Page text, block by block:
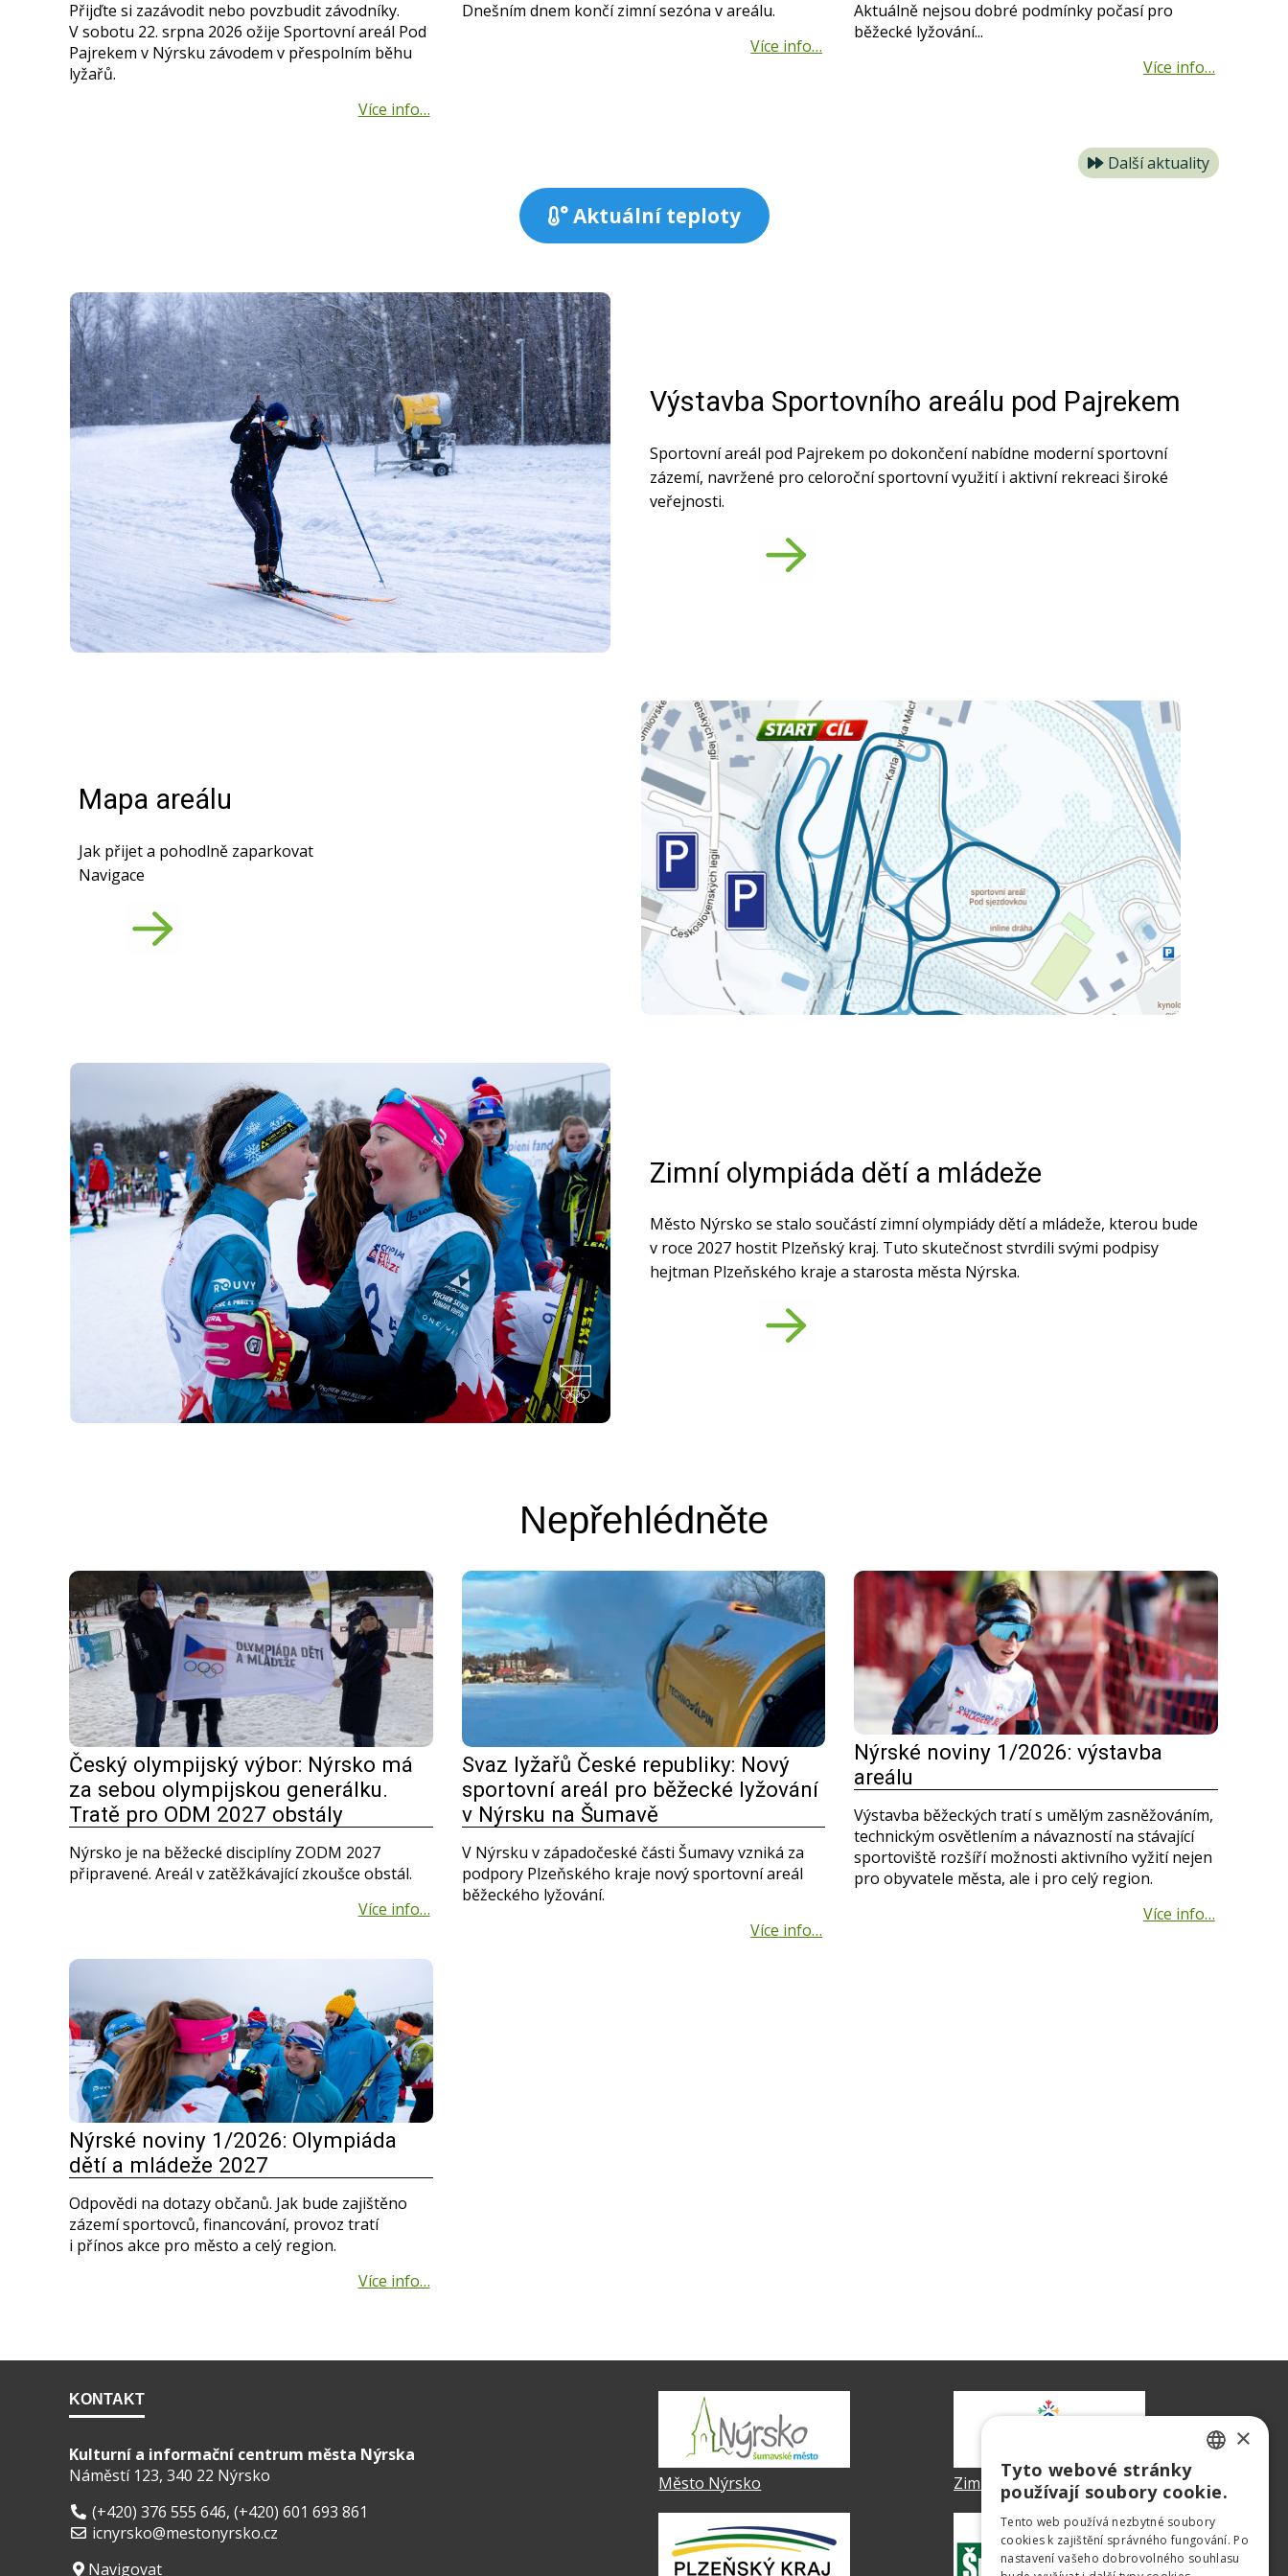
Přijďte si zazávodit nebo povzbudit závodníky.
V sobotu 22. srpna 2026 ožije Sportovní areál Pod
Pajrekem v Nýrsku závodem v přespolním běhu
lyžařů.
Dnešním dnem končí zimní sezóna v areálu.
Aktuálně nejsou dobré podmínky počasí pro
běžecké lyžování...
Další aktuality
Aktuální teploty
Výstavba Sportovního areálu pod Pajrekem
Sportovní areál pod Pajrekem po dokončení nabídne moderní sportovní
zázemí, navržené pro celoroční sportovní využití i aktivní rekreaci široké
veřejnosti.
Mapa areálu
Jak přijet a pohodlně zaparkovat
Navigace
Zimní olympiáda dětí a mládeže
Město Nýrsko se stalo součástí zimní olympiády dětí a mládeže, kterou bude
v roce 2027 hostit Plzeňský kraj. Tuto skutečnost stvrdili svými podpisy
hejtman Plzeňského kraje a starosta města Nýrska.
Nepřehlédněte
Český olympijský výbor: Nýrsko má
za sebou olympijskou generálku.
Tratě pro ODM 2027 obstály
Nýrsko je na běžecké disciplíny ZODM 2027
připravené. Areál v zatěžkávající zkoušce obstál.
Svaz lyžařů České republiky: Nový
sportovní areál pro běžecké lyžování
v Nýrsku na Šumavě
V Nýrsku v západočeské části Šumavy vzniká za
podpory Plzeňského kraje nový sportovní areál
běžeckého lyžování.
Nýrské noviny 1/2026: výstavba
areálu
Výstavba běžeckých tratí s umělým zasněžováním,
technickým osvětlením a návazností na stávající
sportoviště rozšíří možnosti aktivního vyžití nejen
pro obyvatele města, ale i pro celý region.
Nýrské noviny 1/2026: Olympiáda
dětí a mládeže 2027
Odpovědi na dotazy občanů. Jak bude zajištěno
zázemí sportovců, financování, provoz tratí
i přínos akce pro město a celý region.
KONTAKT
Kulturní a informační centrum města Nýrska
Náměstí 123, 340 22 Nýrsko
(+420) 376 555 646, (+420) 601 693 861
icnyrsko@mestonyrsko.cz
Navigovat
Město Nýrsko Zimní olympiáda dětí a mládeže
ENGLISH
×
Tyto webové stránky
používají soubory cookie.
Tento web používá nezbytné soubory
cookies k zajištění správného fungování. Po
nastavení vašeho dobrovolného souhlasu